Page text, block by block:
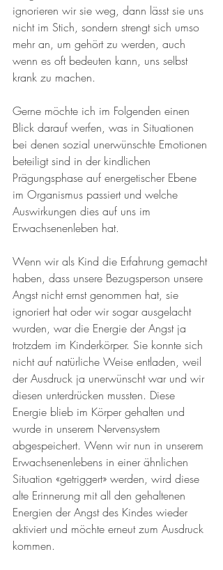
ignorieren wir sie weg, dann lässt sie uns
nicht im Stich, sondern strengt sich umso
mehr an, um gehört zu werden, auch
wenn es oft bedeuten kann, uns selbst
krank zu machen.
Gerne möchte ich im Folgenden einen
Blick darauf werfen, was in Situationen
bei denen sozial unerwünschte Emotionen
beteiligt sind in der kindlichen
Prägungsphase auf energetischer Ebene
im Organismus passiert und welche
Auswirkungen dies auf uns im
Erwachsenenleben hat.
Wenn wir als Kind die Erfahrung gemacht
haben, dass unsere Bezugsperson unsere
Angst nicht ernst genommen hat, sie
ignoriert hat oder wir sogar ausgelacht
wurden, war die Energie der Angst ja
trotzdem im Kinderkörper. Sie konnte sich
nicht auf natürliche Weise entladen, weil
der Ausdruck ja unerwünscht war und wir
diesen unterdrücken mussten. Diese
Energie blieb im Körper gehalten und
wurde in unserem Nervensystem
abgespeichert. Wenn wir nun in unserem
Erwachsenenlebens in einer ähnlichen
Situation «getriggert» werden, wird diese
alte Erinnerung mit all den gehaltenen
Energien der Angst des Kindes wieder
aktiviert und möchte erneut zum Ausdruck
kommen.